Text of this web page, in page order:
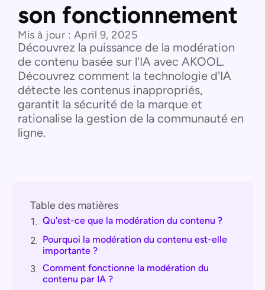
son fonctionnement
Mis à jour : April 9, 2025
Découvrez la puissance de la modération
de contenu basée sur l'IA avec AKOOL.
Découvrez comment la technologie d'IA
détecte les contenus inappropriés,
garantit la sécurité de la marque et
rationalise la gestion de la communauté en
ligne.
Table des matières
1. Qu'est-ce que la modération du contenu ?
2. Pourquoi la modération du contenu est-elle
importante ?
3. Comment fonctionne la modération du
contenu par IA ?